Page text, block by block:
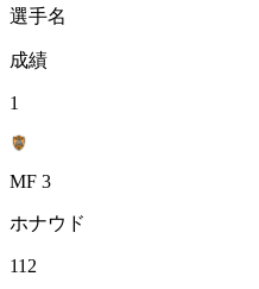
選手名
成績
1
MF 3
ホナウド
112